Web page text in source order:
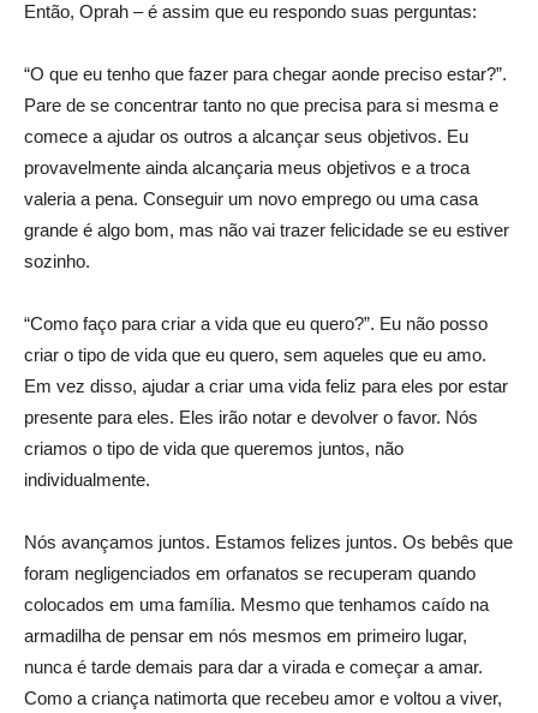
Então, Oprah – é assim que eu respondo suas perguntas:
“O que eu tenho que fazer para chegar aonde preciso estar?”.
Pare de se concentrar tanto no que precisa para si mesma e
comece a ajudar os outros a alcançar seus objetivos. Eu
provavelmente ainda alcançaria meus objetivos e a troca
valeria a pena. Conseguir um novo emprego ou uma casa
grande é algo bom, mas não vai trazer felicidade se eu estiver
sozinho.
“Como faço para criar a vida que eu quero?”. Eu não posso
criar o tipo de vida que eu quero, sem aqueles que eu amo.
Em vez disso, ajudar a criar uma vida feliz para eles por estar
presente para eles. Eles irão notar e devolver o favor. Nós
criamos o tipo de vida que queremos juntos, não
individualmente.
Nós avançamos juntos. Estamos felizes juntos. Os bebês que
foram negligenciados em orfanatos se recuperam quando
colocados em uma família. Mesmo que tenhamos caído na
armadilha de pensar em nós mesmos em primeiro lugar,
nunca é tarde demais para dar a virada e começar a amar.
Como a criança natimorta que recebeu amor e voltou a viver,